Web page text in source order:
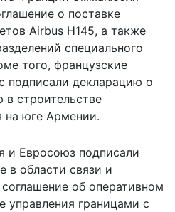
о поставке
Airbus H145, а также
специального
того, французские
подписали декларацию о
в строительстве
на юге Армении.
и Евросоюз подписали
в области связи и
об оперативном
управления границами с